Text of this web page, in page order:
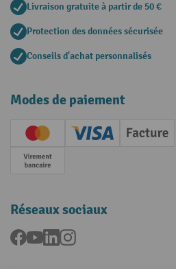
Livraison gratuite à partir de 50 €
Protection des données sécurisée
Conseils d'achat personnalisés
Modes de paiement
Creditcard (Master)Creditcard (Visa)
Facture
Paiement anticipé
Réseaux sociaux
Facebook
YouTubeLinkedInInstagram